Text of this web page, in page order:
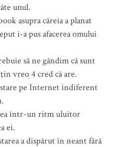
unul.
asupra căreia a planat
i-a pus afacerea omului
să ne gândim că sunt
vreo 4 cred că are.
pe Internet indiferent
într-un ritm uluitor
ei.
a dispărut în neant fără